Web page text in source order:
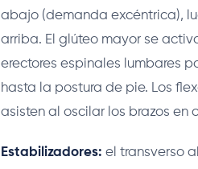
abajo (demanda excéntrica),
arriba. El glúteo mayor se
erectores espinales lumbares
hasta la postura de pie. Los
asisten al oscilar los brazos en
Estabilizadores: el transverso